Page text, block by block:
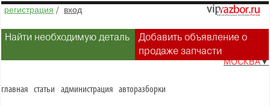
регистрация / вход
Найти необходимую деталь
Добавить объявление о
продаже запчасти
МОСКВА▼
главная статьи администрация авторазборки